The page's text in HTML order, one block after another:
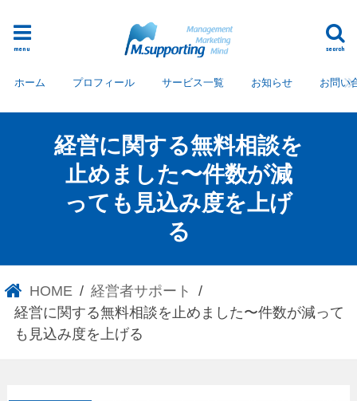
search
menu
ホーム プロフィール サービス一覧 お知らせ お問い
経営に関する無料相談を
止めました〜件数が減
っても見込み度を上げ
る
HOME
経営者サポート
経営に関する無料相談を止めました〜件数が減って
も見込み度を上げる